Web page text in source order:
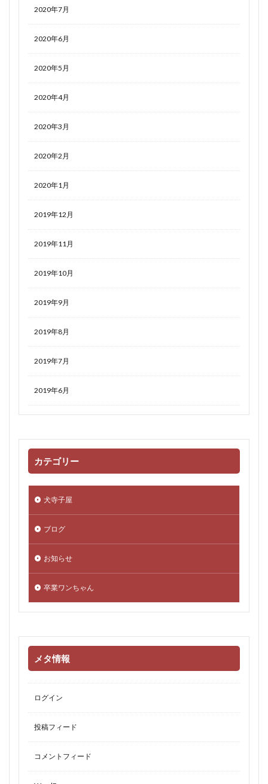
2020年7月
2020年6月
2020年5月
2020年4月
2020年3月
2020年2月
2020年1月
2019年12月
2019年11月
2019年10月
2019年9月
2019年8月
2019年7月
2019年6月
カテゴリー
犬寺子屋
ブログ
お知らせ
卒業ワンちゃん
メタ情報
ログイン
投稿フィード
コメントフィード